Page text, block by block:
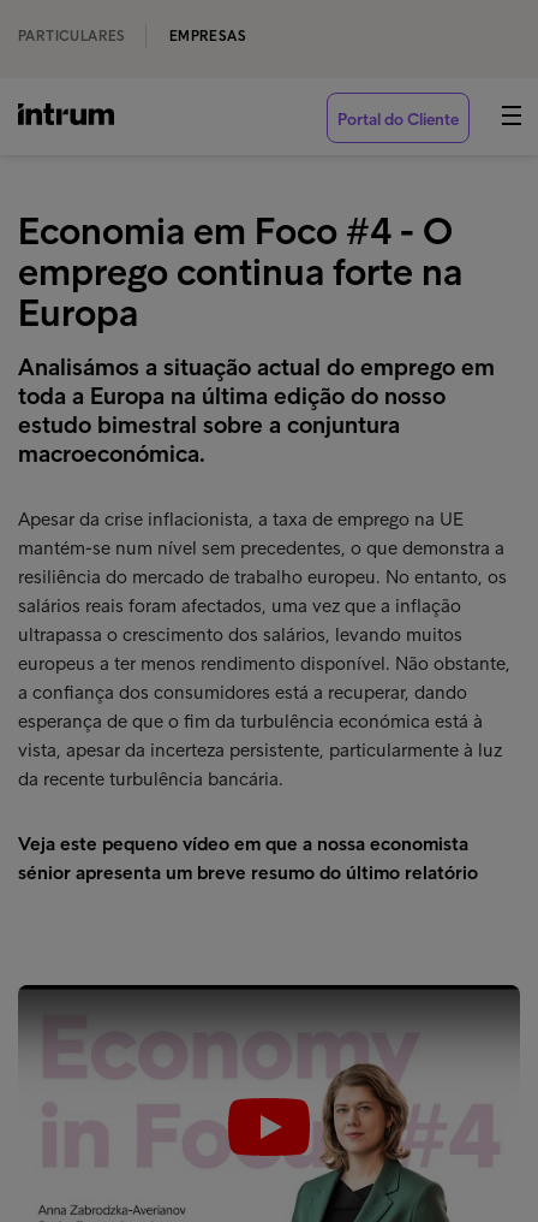
PARTICULARES EMPRESAS
Portal do Cliente
Economia em Foco #4 - O
emprego continua forte na
Europa
Analisámos a situação actual do emprego em
toda a Europa na última edição do nosso
estudo bimestral sobre a conjuntura
macroeconómica.
Apesar da crise inflacionista, a taxa de emprego na UE
mantém-se num nível sem precedentes, o que demonstra a
resiliência do mercado de trabalho europeu. No entanto, os
salários reais foram afectados, uma vez que a inflação
ultrapassa o crescimento dos salários, levando muitos
europeus a ter menos rendimento disponível. Não obstante,
a confiança dos consumidores está a recuperar, dando
esperança de que o fim da turbulência económica está à
vista, apesar da incerteza persistente, particularmente à luz
da recente turbulência bancária.
Veja este pequeno vídeo em que a nossa economista
sénior apresenta um breve resumo do último relatório